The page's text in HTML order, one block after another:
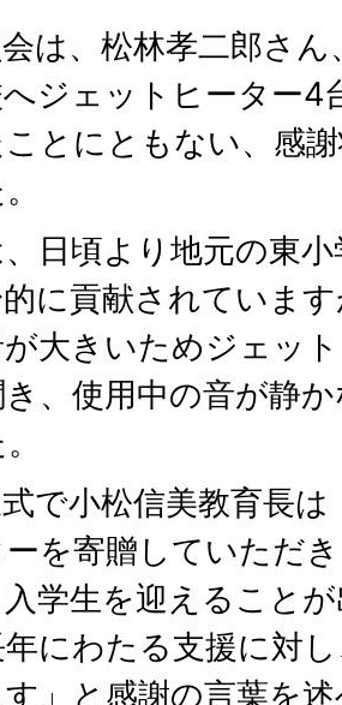
は、松林孝二郎さ
ジェットヒーター4
とにともない、感
日頃より地元の東
に貢献されていま
大きいためジェッ
、使用中の音が静
で小松信美教育長
を寄贈していただ
学生を迎えること
にわたる支援に対
す」と感謝の言葉を